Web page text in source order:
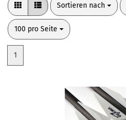
Sortieren nach
Sortieren nach
100 pro Seite
pro Seite
1